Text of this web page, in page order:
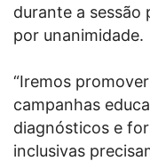
durante a sessão
por unanimidade.
“Iremos
campanhas
diagnósticos e
inclusivas